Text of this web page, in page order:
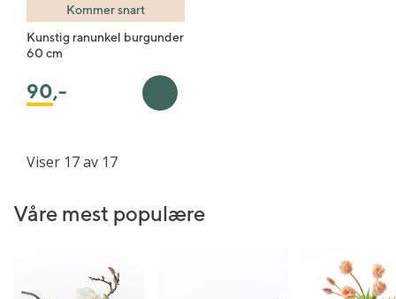
Kommer snart
Kunstig ranunkel burgunder
60 cm
90,- Legg i handlekurv
Viser 17 av 17
Våre mest populære